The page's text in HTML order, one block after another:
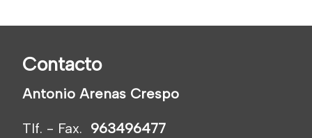
Contacto
Antonio Arenas Crespo
Tlf. - Fax. 963496477